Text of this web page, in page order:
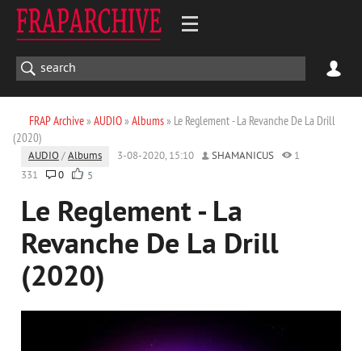
FRAP Archive» AUDIO» Albums» Le Reglement - La Revanche De La Drill
(2020)
AUDIO /Albums 3-08-2020, 15:10 SHAMANICUS
1
331
0 5
Le Reglement - La
Revanche De La Drill
(2020)